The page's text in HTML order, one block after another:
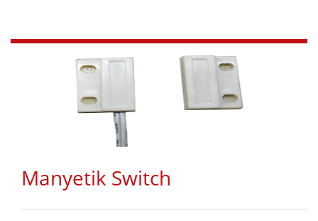
Manyetik Switch